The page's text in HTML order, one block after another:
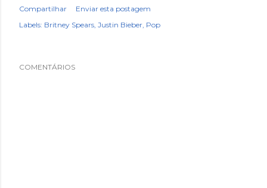
Compartilhar
Enviar esta postagem
Labels: Britney Spears Justin Bieber Pop
COMENTÁRIOS